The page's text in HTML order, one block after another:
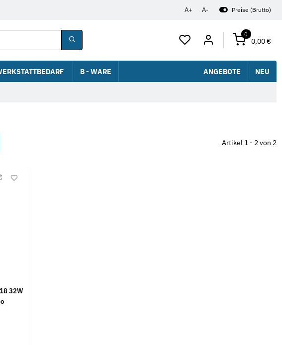
A+ A- Preise (Brutto)
0
0,00 €
B - WARE ANGEBOTE NEU
Artikel 1 - 2 von 2
32W